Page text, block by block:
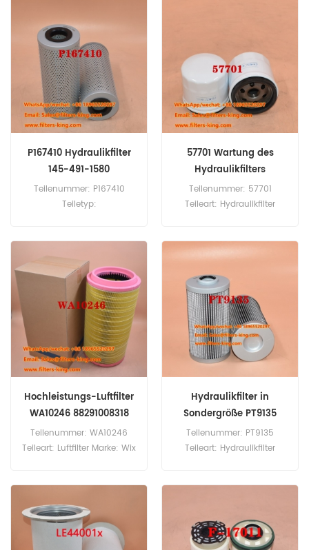
C280PK C320P C320PK
D10P210 D10P240 D12P210
D12P240 D12P250 D12P280
D13P210 D13P240 D13P250
D13P280 D14KP250.
P167410 Hydraulikfilter
145-491-1580
Teilenummer: P167410
Teiletyp:
Stück
57701 Wartung des
Hydraulikfilters
Teilenummer: 57701
Teileart: Hydraulikfilter
Stück
Hochleistungs-Luftfilter
WA10246 88291008318
Teilenummer: WA10246
Teileart: Luftfilter Marke: Wix
Hydraulikfilter in
Sondergröße PT9135
Teilenummer: PT9135
Teileart: Hydraulikfilter